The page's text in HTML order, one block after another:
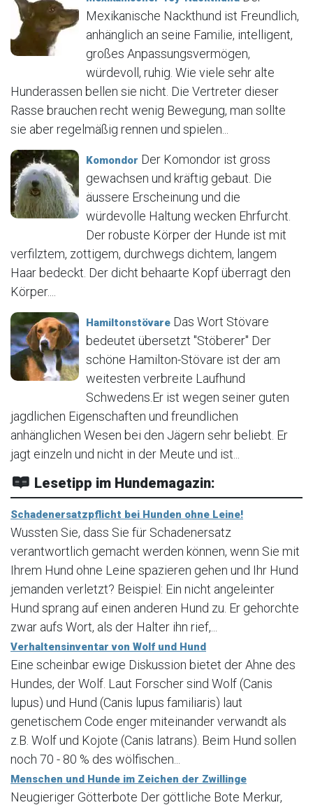
Mexikanische Nackthund ist Freundlich,
anhänglich an seine Familie, intelligent,
großes Anpassungsvermögen,
würdevoll, ruhig. Wie viele sehr alte
Hunderassen bellen sie nicht. Die Vertreter dieser
Rasse brauchen recht wenig Bewegung, man sollte
sie aber regelmäßig rennen und spielen...
Komondor Der Komondor ist gross
gewachsen und kräftig gebaut. Die
äussere Erscheinung und die
würdevolle Haltung wecken Ehrfurcht.
Der robuste Körper der Hunde ist mit
verfilztem, zottigem, durchwegs dichtem, langem
Haar bedeckt. Der dicht behaarte Kopf überragt den
Körper....
Hamiltonstövare Das Wort Stövare
bedeutet übersetzt "Stöberer" Der
schöne Hamilton-Stövare ist der am
weitesten verbreite Laufhund
Schwedens.Er ist wegen seiner guten
jagdlichen Eigenschaften und freundlichen
anhänglichen Wesen bei den Jägern sehr beliebt. Er
jagt einzeln und nicht in der Meute und ist...
Lesetipp im Hundemagazin:
Schadenersatzpflicht bei Hunden ohne Leine!
Wussten Sie, dass Sie für Schadenersatz
verantwortlich gemacht werden können, wenn Sie mit
Ihrem Hund ohne Leine spazieren gehen und Ihr Hund
jemanden verletzt? Beispiel: Ein nicht angeleinter
Hund sprang auf einen anderen Hund zu. Er gehorchte
zwar aufs Wort, als der Halter ihn rief,...
Verhaltensinventar von Wolf und Hund
Eine scheinbar ewige Diskussion bietet der Ahne des
Hundes, der Wolf. Laut Forscher sind Wolf (Canis
lupus) und Hund (Canis lupus familiaris) laut
genetischem Code enger miteinander verwandt als
z.B. Wolf und Kojote (Canis latrans). Beim Hund sollen
noch 70 - 80 % des wölfischen...
Menschen und Hunde im Zeichen der Zwillinge
Neugieriger Götterbote Der göttliche Bote Merkur,